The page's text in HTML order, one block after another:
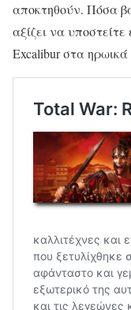
αποκτηθούν. Πόσα
αξίζει να
Excalibur στα